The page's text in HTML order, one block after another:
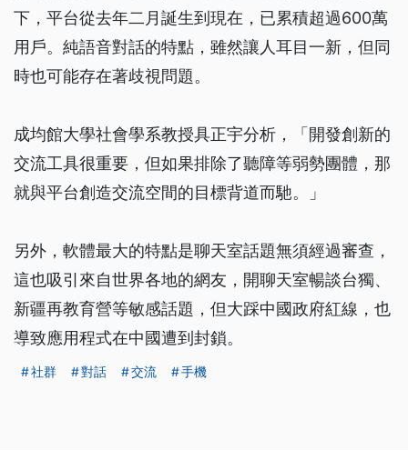
下，平台從去年二月誕生到現在，已累積超過600萬
用戶。純語音對話的特點，雖然讓人耳目一新，但同
時也可能存在著歧視問題。
成均館大學社會學系教授具正宇分析，「開發創新的
交流工具很重要，但如果排除了聽障等弱勢團體，那
就與平台創造交流空間的目標背道而馳。」
另外，軟體最大的特點是聊天室話題無須經過審查，
這也吸引來自世界各地的網友，開聊天室暢談台獨、
新疆再教育營等敏感話題，但大踩中國政府紅線，也
導致應用程式在中國遭到封鎖。
社群 對話 交流 手機